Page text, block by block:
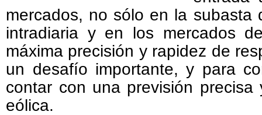
mercados, no sólo en la subasta
intradiaria y en los mercados
máxima precisión y rapidez de
un desafío importante, y para
contar con una previsión
eólica.